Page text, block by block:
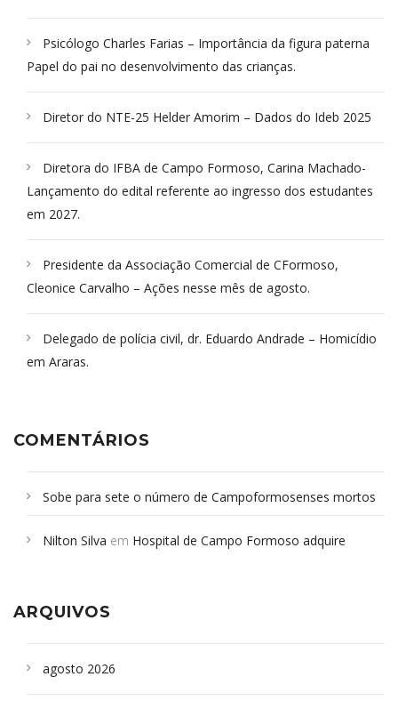
Psicólogo Charles Farias – Importância da figura paterna
Papel do pai no desenvolvimento das crianças.
Diretor do NTE-25 Helder Amorim – Dados do Ideb 2025
Diretora do IFBA de Campo Formoso, Carina Machado-
Lançamento do edital referente ao ingresso dos estudantes
em 2027.
Presidente da Associação Comercial de CFormoso,
Cleonice Carvalho – Ações nesse mês de agosto.
Delegado de polícia civil, dr. Eduardo Andrade – Homicídio
em Araras.
COMENTÁRIOS
Sobe para sete o número de Campoformosenses mortos
Campoformosenses que morreram em desabamentos são
Nilton Silva em Hospital de Campo Formoso adquire
ARQUIVOS
agosto 2026